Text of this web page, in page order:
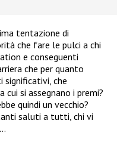
tentazione di
che fare le pulci a chi
e conseguenti
che per quanto
che
si assegnano i premi?
quindi un vecchio?
saluti a tutti, chi vi